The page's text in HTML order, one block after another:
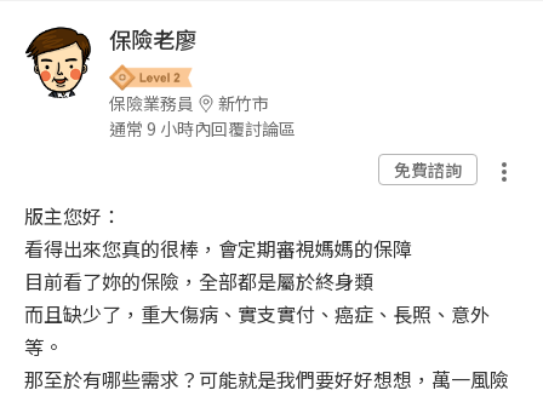
保險老廖
保險業務員
新竹市
通常 9 小時內回覆討論區
免費諮詢
版主您好：
看得出來您真的很棒，會定期審視媽媽的保障
目前看了妳的保險，全部都是屬於終身類
而且缺少了，重大傷病、實支實付、癌症、長照、意外
等。
那至於有哪些需求？可能就是我們要好好想想，萬一風險